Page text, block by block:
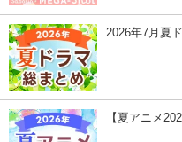
2026年7月夏
【夏アニメ